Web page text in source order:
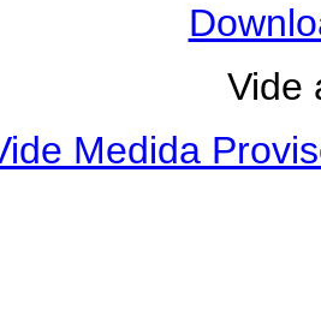
Vide
Medida